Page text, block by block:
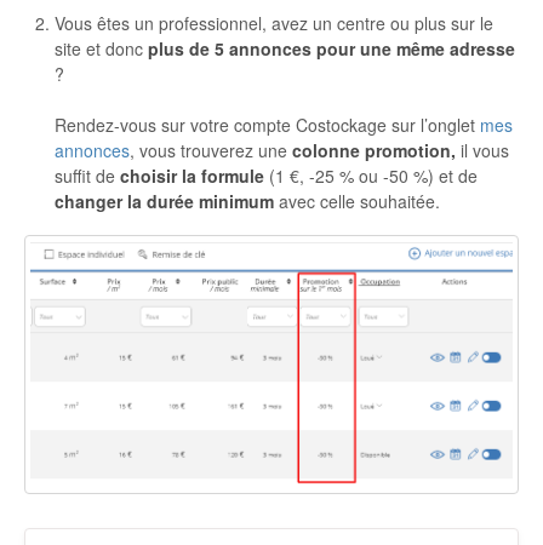
Vous êtes un professionnel, avez un centre ou plus sur le
site et donc plus de 5 annonces pour une même adresse
?
Rendez-vous sur votre compte Costockage sur l’onglet mes
annonces, vous trouverez une colonne promotion, il vous
suffit de choisir la formule (1 €, -25 % ou -50 %) et de
changer la durée minimum avec celle souhaitée.